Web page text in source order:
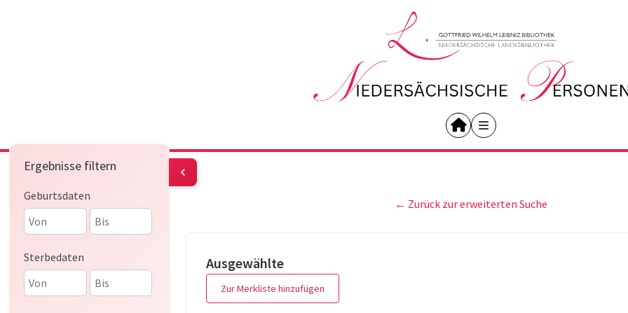
← Zurück zur erweiterten Suche
Ergebnisse filtern
Geburtsdaten
Sterbedaten Ausgewählte
Zur Merkliste hinzufügen